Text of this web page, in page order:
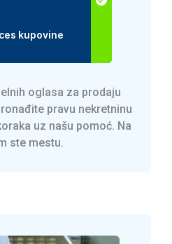
kupovine
oglasa za prodaju
pravu nekretninu
uz našu pomoć. Na
ste mestu.